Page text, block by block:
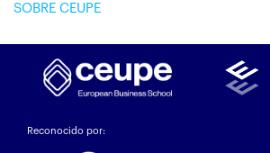
SOBRE CEUPE
Reconocido por: